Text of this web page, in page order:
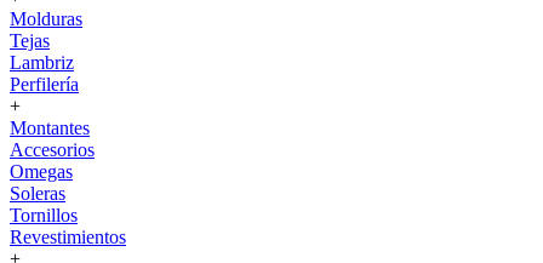
Molduras
Tejas
Lambriz
Perfilería
+
Montantes
Accesorios
Omegas
Soleras
Tornillos
Revestimientos
+